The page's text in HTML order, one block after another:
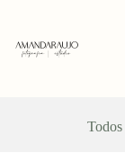
Todos